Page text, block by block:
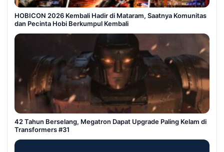
HOBICON 2026 Kembali Hadir di Mataram, Saatnya Komunitas
dan Pecinta Hobi Berkumpul Kembali
42 Tahun Berselang, Megatron Dapat Upgrade Paling Kelam di
Transformers #31